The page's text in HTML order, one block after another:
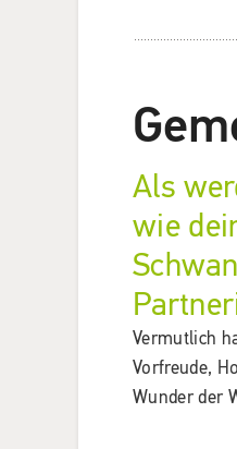
Als
wie
Vermutlich
Vorfreude,
Wunder der